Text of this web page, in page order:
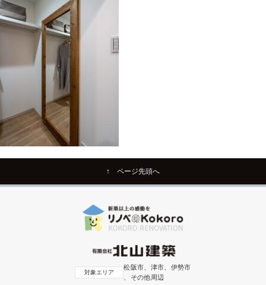
↑ ページ先頭へ
対象エリア
松阪市、津市、伊勢市
、その他周辺